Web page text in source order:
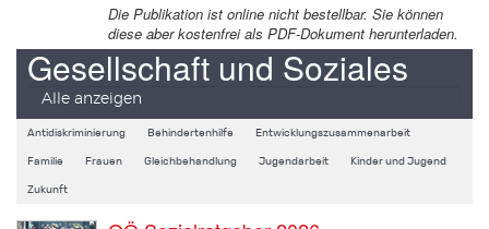
Die Publikation ist online nicht bestellbar. Sie können
diese aber kostenfrei als PDF-Dokument herunterladen.
Gesellschaft und Soziales
Alle anzeigen
Antidiskriminierung Behindertenhilfe Entwicklungszusammenarbeit
Familie Frauen Gleichbehandlung Jugendarbeit Kinder und Jugend
Zukunft